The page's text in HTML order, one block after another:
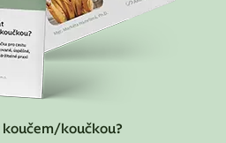
koučem/koučkou?